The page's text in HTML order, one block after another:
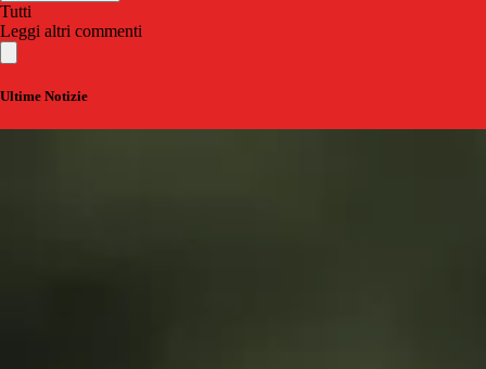
Tutti
Leggi altri commenti
Ultime Notizie